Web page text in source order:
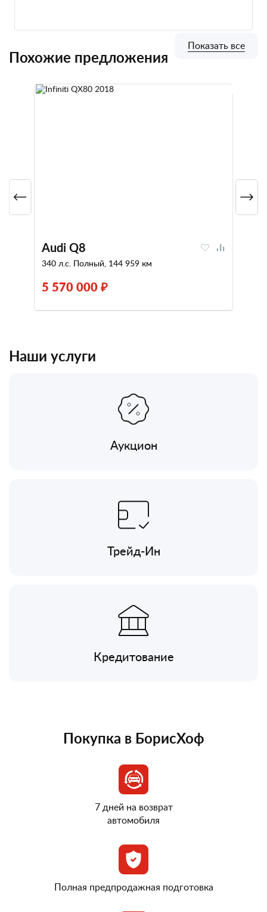
Похожие предложения
Audi Q8
340 л.с. Полный, 144 959 км
5 570 000 ₽
Показать все
Наши услуги
Аукцион
Трейд-Ин
Кредитование
Покупка в БорисХоф
7 дней на возврат
автомобиля
Полная предпродажная подготовка